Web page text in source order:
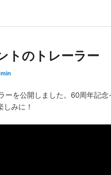
トのトレーラー
ーを公開しました。60周年記念
しみに！